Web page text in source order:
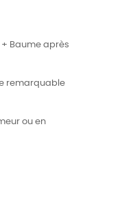
Baume après
remarquable
ou en